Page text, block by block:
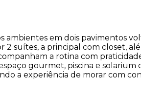
em dois pavimentos
suítes, a principal com closet,
a rotina com
gourmet, piscina e
a experiência de morar com